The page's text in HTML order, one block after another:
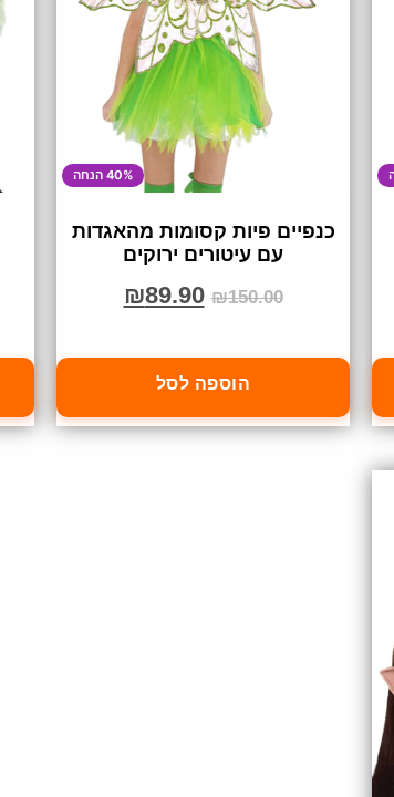
40% הנחה
כנפיים פיות קסומות מהאגדות
עם עיטורים ירוקים
₪150.00
₪89.90
הוספה לסל